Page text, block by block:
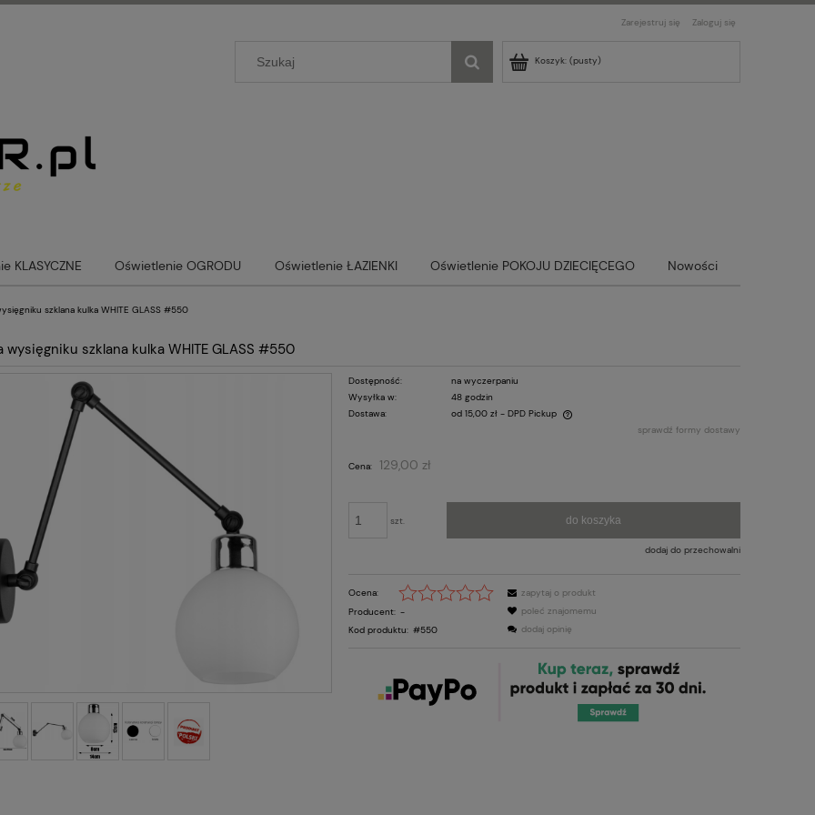
Zarejestruj się Zaloguj się
Koszyk: (pusty)
KLASYCZNE Oświetlenie OGRODU Oświetlenie ŁAZIENKI Oświetlenie POKOJU DZIECIĘCEGO Nowości
szklana kulka WHITE GLASS #550
wysięgniku szklana kulka WHITE GLASS #550
Dostępność:
na wyczerpaniu
Wysyłka w:
48 godzin
Dostawa:
od 15,00 zł - DPD Pickup
płatności
sprawdź formy dostawy
Cena: 129,00 zł
szt. do koszyka
dodaj do przechowalni
Ocena:
Producent: -
Kod produktu: #550
zapytaj o produkt
poleć znajomemu
dodaj opinię